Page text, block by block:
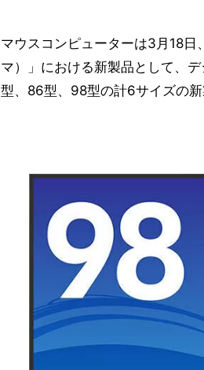
マウスコンピューターは3月18
マ）」における新製品として、
型、86型、98型の計6サイズの